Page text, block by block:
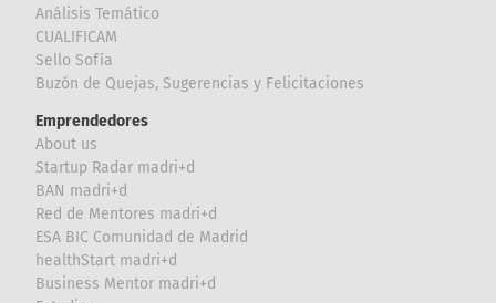
Análisis Temático
CUALIFICAM
Sello Sofía
Buzón de Quejas, Sugerencias y Felicitaciones
Emprendedores
About us
Startup Radar madri+d
BAN madri+d
Red de Mentores madri+d
ESA BIC Comunidad de Madrid
healthStart madri+d
Business Mentor madri+d